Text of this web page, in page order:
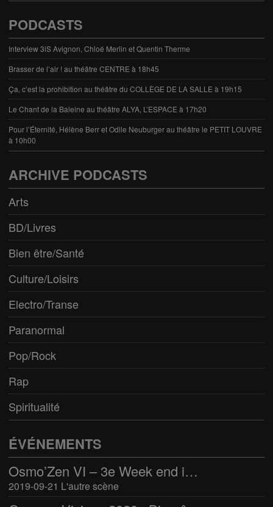
PODCASTS
Interview 3iS Avignon, Chloé Merlin et Quentin Therme
Brasser de l’air ! au théâtre CENTRE à 18h45
Ça, c’est la prohibition au théâtre du COLLÈGE DE LA SALLE à 19h15
Le Chant de la Baleine au théâtre ALYA, L’ESPACE à 17h20
Pour l’Éternité, Hélène Berr et Odile Neuburger au théâtre le PETIT LOUVRE
à 10h00
ARCHIVE PODCASTS
Arts
BD/Livres
Bien être/Santé
Culture/Loisirs
Electro/Transe
Paranormal
Pop/Rock
Rap
Spiritualité
ÉVÉNEMENTS
Osmo’Zen VI – 3e Week end international du bien-être
2019-09-21 L'autre scène